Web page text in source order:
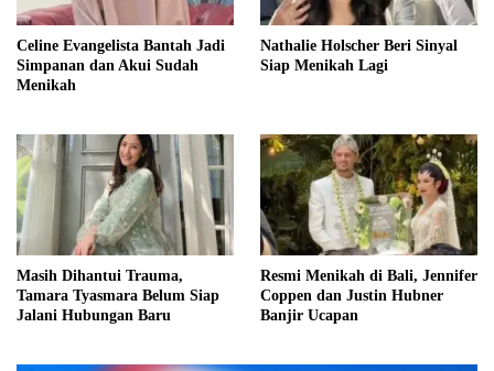
Celine Evangelista Bantah Jadi
Simpanan dan Akui Sudah
Menikah
Nathalie Holscher Beri Sinyal
Siap Menikah Lagi
Masih Dihantui Trauma,
Tamara Tyasmara Belum Siap
Jalani Hubungan Baru
Resmi Menikah di Bali, Jennifer
Coppen dan Justin Hubner
Banjir Ucapan